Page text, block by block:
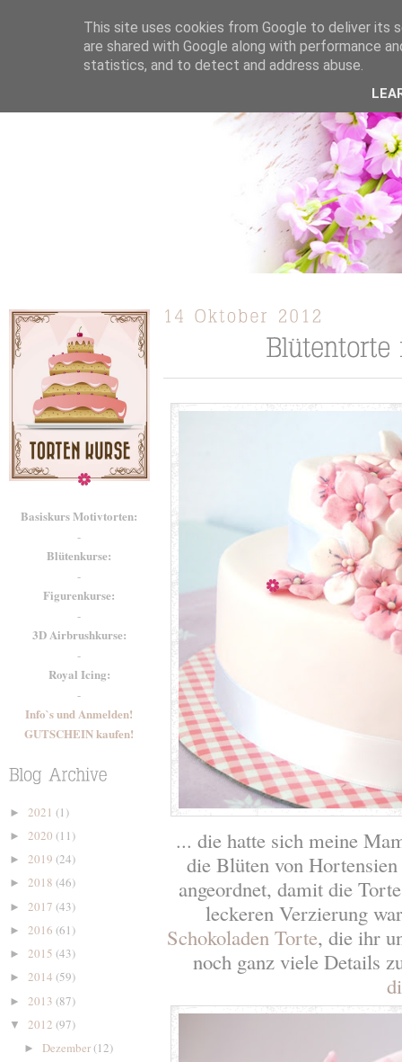
ÜBER MICH KOOPERATION TORTEN / KUCHEN /
Basiskurs Motivtorten:
-
Blütenkurse:
-
Figurenkurse:
-
3D Airbrushkurse:
-
Royal Icing:
-
Info`s und Anmelden!
GUTSCHEIN kaufen!
► 2021 (1)
► 2020 (11)
► 2019 (24)
► 2018 (46)
► 2017 (43)
► 2016 (61)
► 2015 (43)
► 2014 (59)
► 2013 (87)
▼ 2012 (97)
► Dezember(12)
... die hatte sich meine
die Blüten von
angeordnet, damit die
leckeren Verzierung
Schokoladen Torte, die ihr
noch ganz viele Details
This site uses cookies from Google to deliver its
are shared with Google along with performance
statistics, and to detect and address abuse.